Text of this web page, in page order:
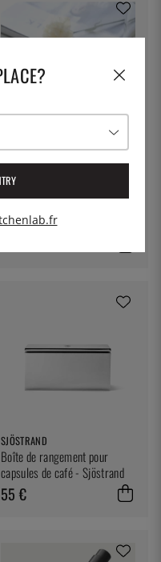
cafetière - Timemore
SJÖSTRAND
Boîte de rangement pour
capsules de café - Sjöstrand
55 €